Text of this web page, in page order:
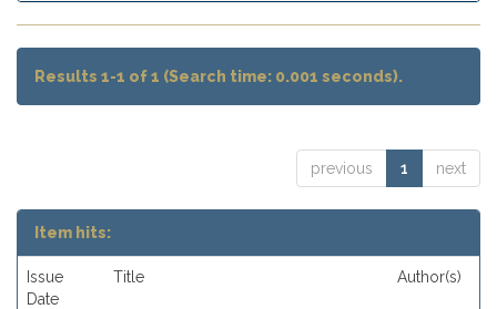
Results 1-1 of 1 (Search time: 0.001 seconds).
previous 1 next
Item hits:
Issue
Date
Title Author(s)